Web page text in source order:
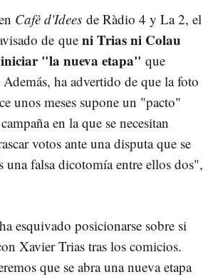
Cafè d'Idees de Ràdio 4 y La 2, el
de que ni Trias ni Colau
iniciar "la nueva etapa" que
ha advertido de que la foto
unos meses supone un "pacto"
en la que se necesitan
votos ante una disputa que se
una falsa dicotomía entre ellos dos",
esquivado posicionarse sobre si
Xavier Trias tras los comicios.
que se abra una nueva etapa